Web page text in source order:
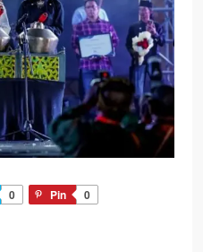
0 Pin
0